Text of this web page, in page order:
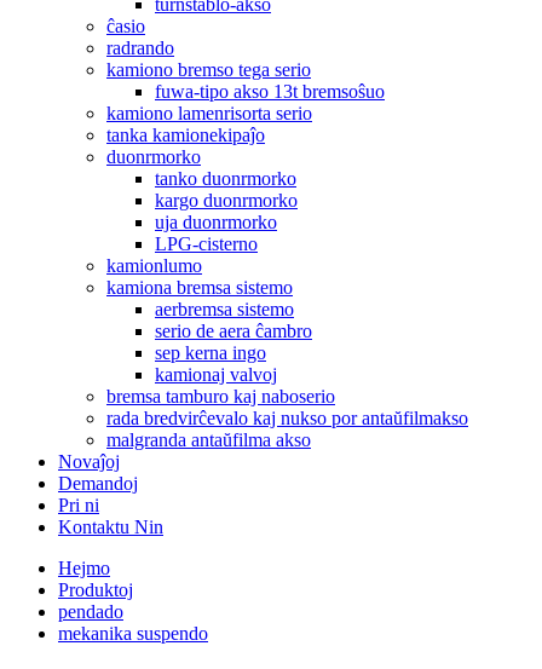
turnstablo-akso
ĉasio
radrando
kamiono bremso tega serio
fuwa-tipo akso 13t bremsoŝuo
kamiono lamenrisorta serio
tanka kamionekipaĵo
duonrmorko
tanko duonrmorko
kargo duonrmorko
uja duonrmorko
LPG-cisterno
kamionlumo
kamiona bremsa sistemo
aerbremsa sistemo
serio de aera ĉambro
sep kerna ingo
kamionaj valvoj
bremsa tamburo kaj naboserio
rada bredvirĉevalo kaj nukso por antaŭfilmakso
malgranda antaŭfilma akso
Novaĵoj
Demandoj
Pri ni
Kontaktu Nin
Hejmo
Produktoj
pendado
mekanika suspendo